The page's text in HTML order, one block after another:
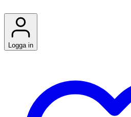
Logga in